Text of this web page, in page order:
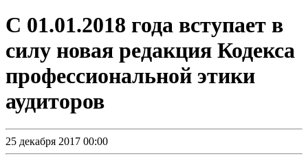
С 01.01.2018 года вступает в
силу новая редакция Кодекса
профессиональной этики
аудиторов
25 декабря 2017 00:00